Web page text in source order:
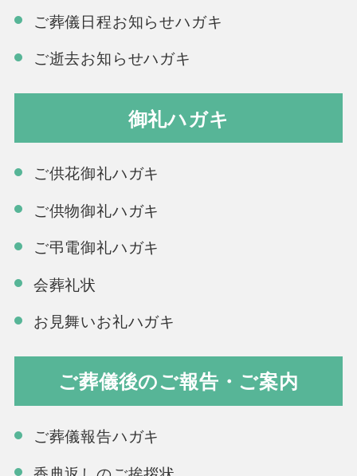
ご葬儀日程お知らせハガキ
ご逝去お知らせハガキ
御礼ハガキ
ご供花御礼ハガキ
ご供物御礼ハガキ
ご弔電御礼ハガキ
会葬礼状
お見舞いお礼ハガキ
ご葬儀後のご報告・ご案内
ご葬儀報告ハガキ